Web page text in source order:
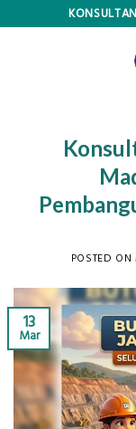
POSTED ON
13
Mar